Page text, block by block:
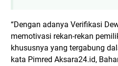
“Dengan adanya Verifikasi
memotivasi rekan-rekan
khususnya yang tergabung
kata Pimred Aksara24.id,